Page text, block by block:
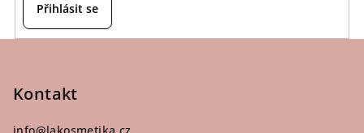
Přihlásit se
Kontakt